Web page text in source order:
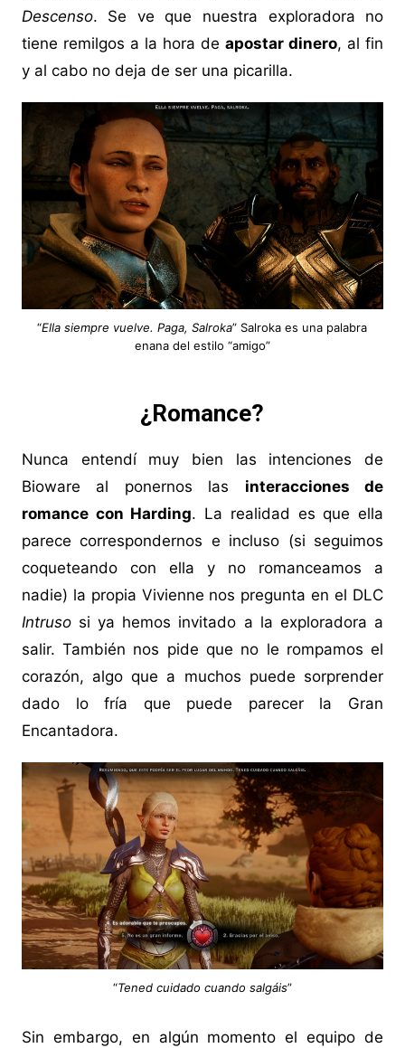
Descenso. Se ve que nuestra exploradora no
tiene remilgos a la hora deapostar dinero, al fin
y al cabo no deja de ser una picarilla.
“Ella siempre vuelve. Paga, Salroka” Salroka es una palabra
enana del estilo “amigo”
¿Romance?
Nunca entendí muy bien las intenciones de
Bioware al ponernos las interacciones de
romance con Harding. La realidad es que ella
parece correspondernos e incluso (si seguimos
coqueteando con ella y no romanceamos a
nadie) la propia Vivienne nos pregunta en el DLC
Intruso si ya hemos invitado a la exploradora a
salir. También nos pide que no le rompamos el
corazón, algo que a muchos puede sorprender
dado lo fría que puede parecer la Gran
Encantadora.
“Tened cuidado cuando salgáis”
Sin embargo, en algún momento el equipo de